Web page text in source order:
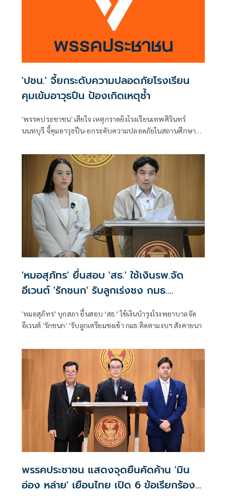
'ปชน.' จี้ยกระดับความปลอดภัยโรงเรียน
คุมเข้มอาวุธปืน ป้องเกิดเหตุซ้ำ
'พรรคประชาชน' เสียใจ เหตุกราดยิงโรงเรียนเทพศิรินทร์
นนทบุรี จี้คุมอาวุธปืน-ยกระดับความปลอดภัยในสถานศึกษา
'หมอสุภัทร' ยื่นสอบ 'สธ.' ใช้เงินรพ.จัด
อีเวนต์ 'รักชนก' รับลูกเร่งชง กมธ.
'หมอสุภัทร’ บุกสภา ยื่นสอบ ‘สธ.’ ใช้เงินบำรุงโรงพยาบาลจัด
อีเวนต์ 'รักชนก' ’รับลูกเตรียมชงเข้า กมธ.ติดตามงบฯ สังคายนา
พรรคประชาชน แสดงจุดยืนคัดค้าน 'มิน
อ่อง หล่าย' เยือนไทย เปิด 6 ข้อเรียกร้อง